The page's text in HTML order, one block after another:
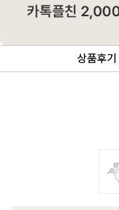
상품후기